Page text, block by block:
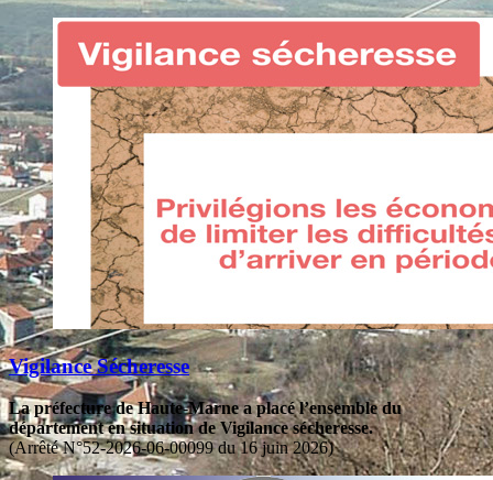
Vigilance Sécheresse
La préfecture de Haute-Marne a placé l’ensemble du
département en situation de Vigilance sécheresse.
(Arrêté N°52-2026-06-00099 du 16 juin 2026)